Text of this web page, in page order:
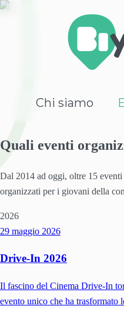
Chi siamo
Quali eventi
Dal 2014 ad oggi, oltre 15
organizzati per i giovani della
2026
29 maggio 2026
Drive-In 2026
Il fascino del Cinema Drive-In
evento unico che ha trasformato